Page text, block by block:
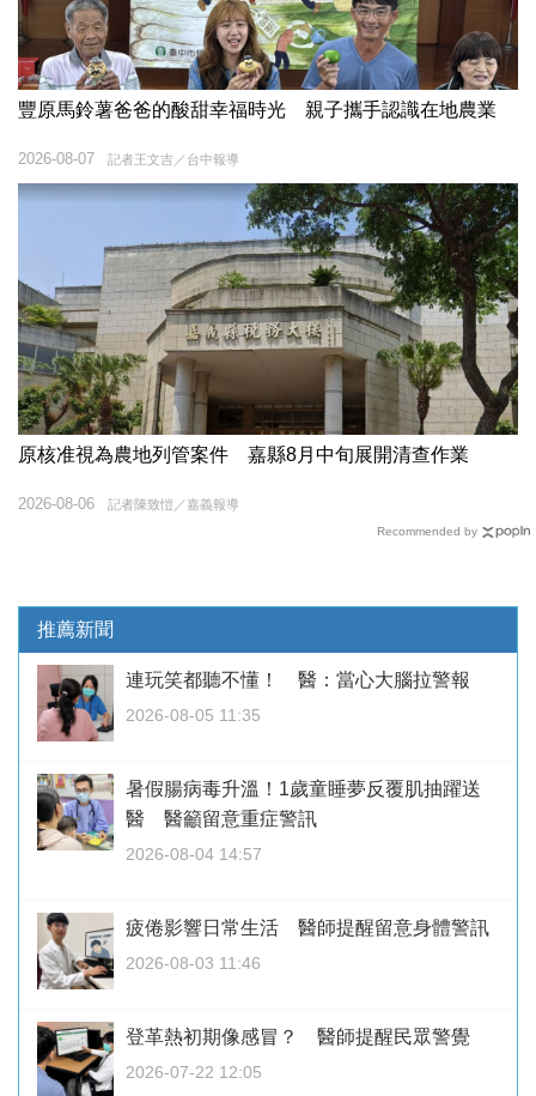
豐原馬鈴薯爸爸的酸甜幸福時光 親子攜手認識在地農業
記者王文吉／台中報導
2026-08-07
原核准視為農地列管案件 嘉縣8月中旬展開清查作業
記者陳致愷／嘉義報導
2026-08-06
Recommended by
推薦新聞
連玩笑都聽不懂！ 醫：當心大腦拉警報
2026-08-05 11:35
暑假腸病毒升溫！1歲童睡夢反覆肌抽躍送
醫 醫籲留意重症警訊
2026-08-04 14:57
疲倦影響日常生活 醫師提醒留意身體警訊
2026-08-03 11:46
登革熱初期像感冒？ 醫師提醒民眾警覺
2026-07-22 12:05